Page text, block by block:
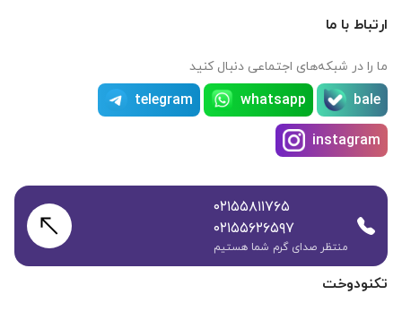
تکنودوخت
ارتباط با ما
ما را در شبکه‌های اجتماعی دنبال کنید
bale
whatsapp
telegram
instagram
۰۲۱۵۵۸۱۱۷۶۵
۰۲۱۵۵۶۲۶۵۹۷
منتظر صدای گرم شما هستیم